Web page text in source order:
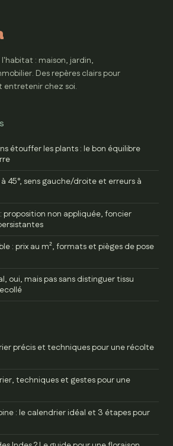
: maison, jardin,
Des repères clairs pour
entretenir chez soi.
étouffer les plants : le bon équilibre
45°, sens gauche/droite et erreurs à
proposition non appliquée, foncier
: prix au m², formats et pièges de pose
oui, mais pas sans distinguer tissu
précis et techniques pour une récolte
techniques et gestes pour une
: le calendrier idéal et 3 étapes pour